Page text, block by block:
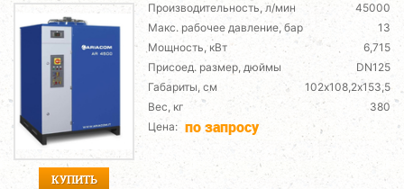
КУПИТЬ
Производительность, л/мин
45000
Макс. рабочее давление, бар
13
Мощность, кВт
6,715
Присоед. размер, дюймы
DN125
Габариты, см
102х108,2х153,5
Вес, кг
380
Цена: по запросу